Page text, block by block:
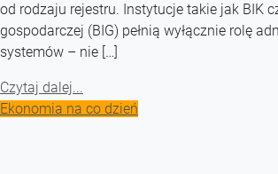
od rodzaju rejestru. Instytucje takie jak BIK
gospodarczej (BIG) pełnią wyłącznie rolę
systemów – nie […]
Czytaj dalej...
Ekonomia na co dzień